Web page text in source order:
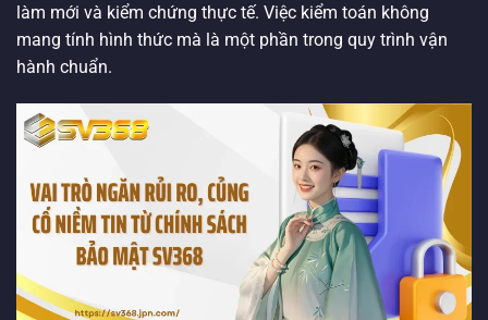
làm mới và kiểm chứng thực tế. Việc kiểm toán không
mang tính hình thức mà là một phần trong quy trình vận
hành chuẩn.